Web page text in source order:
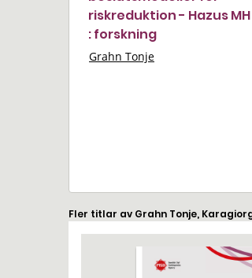
riskreduktion - Hazus
: forskning
Grahn Tonje
Fler titlar av Grahn Tonje,